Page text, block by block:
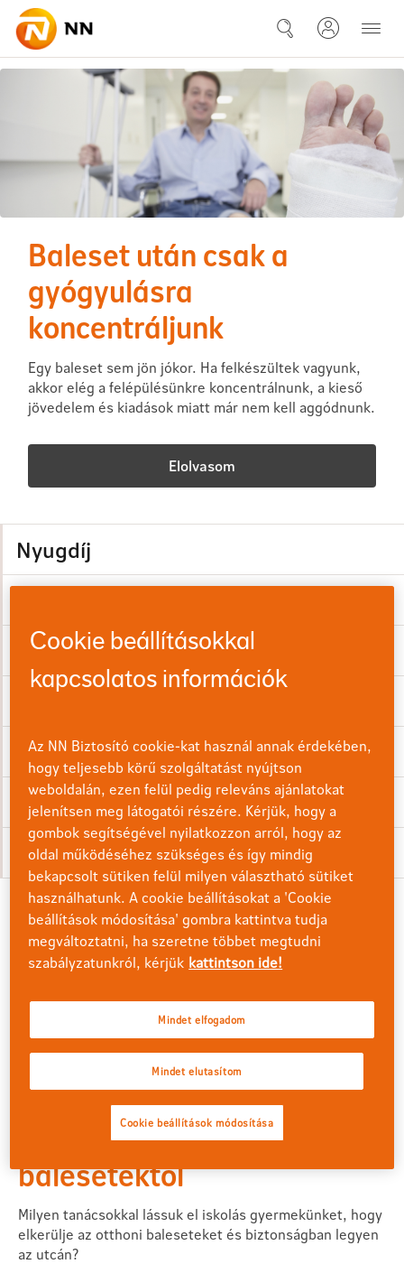
Ugrás a fő tartalomhoz
Balesetmegelőzés - Magazin
Baleset után csak a
gyógyulásra
koncentráljunk
Egy baleset sem jön jókor. Ha felkészültek vagyunk,
akkor elég a felépülésünkre koncentrálnunk, a kieső
jövedelem és kiadások miatt már nem kell aggódnunk.
Elolvasom
Nyugdíj
Egészség
Megtakarítás
Futás
Életmód
Podcast
Hogyan védjük meg iskolás
gyermekünket a
balesetektől
Milyen tanácsokkal lássuk el iskolás gyermekünket, hogy
elkerülje az otthoni baleseteket és biztonságban legyen
az utcán?
Cookie beállításokkal
kapcsolatos információk
Az NN Biztosító cookie-kat használ annak érdekében,
hogy teljesebb körű szolgáltatást nyújtson
weboldalán, ezen felül pedig releváns ajánlatokat
jelenítsen meg látogatói részére. Kérjük, hogy a
gombok segítségével nyilatkozzon arról, hogy az
oldal működéséhez szükséges és így mindig
bekapcsolt sütiken felül milyen választható sütiket
használhatunk. A cookie beállításokat a 'Cookie
beállítások módosítása' gombra kattintva tudja
megváltoztatni, ha szeretne többet megtudni
szabályzatunkról, kérjük kattintson ide!
Mindet elutasítom
Mindet elfogadom
Cookie beállítások módosítása